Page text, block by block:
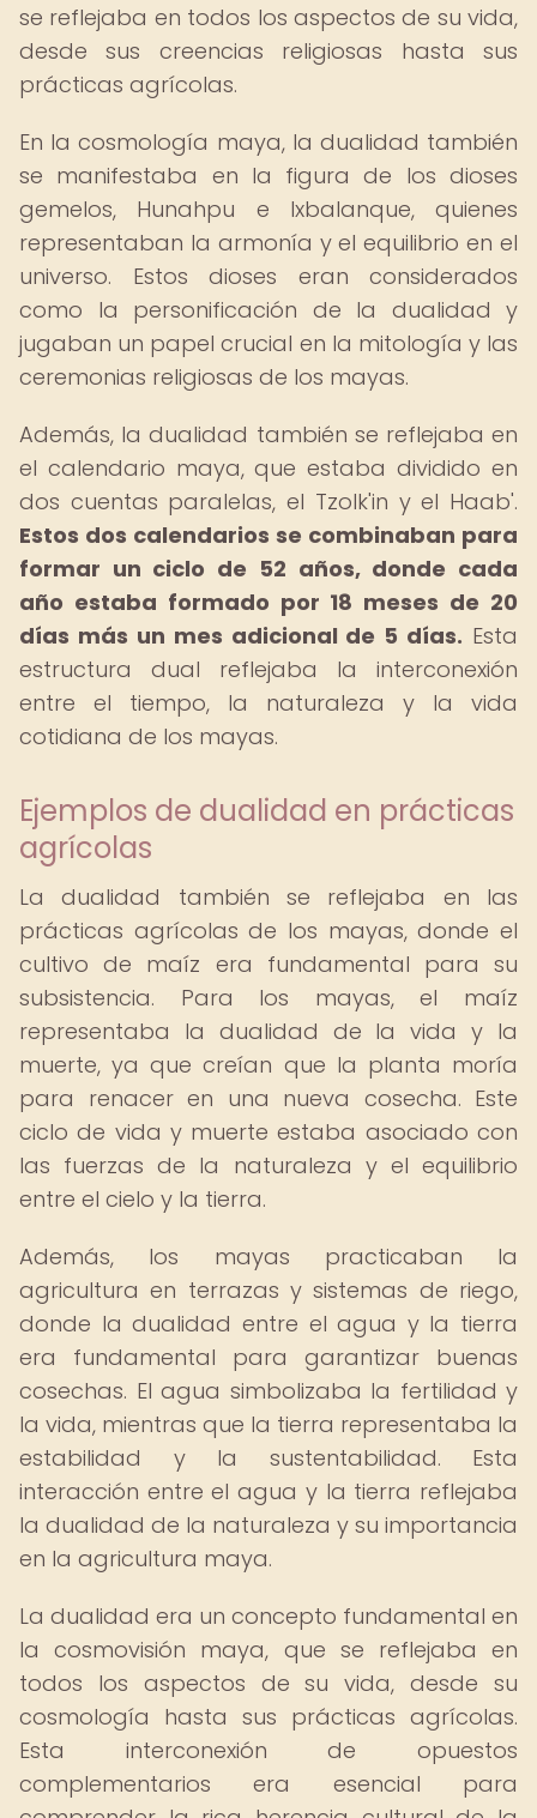
se reflejaba en todos los aspectos de su vida,
desde sus creencias religiosas hasta sus
prácticas agrícolas.
En la cosmología maya, la dualidad también
se manifestaba en la figura de los dioses
gemelos, Hunahpu e Ixbalanque, quienes
representaban la armonía y el equilibrio en el
universo. Estos dioses eran considerados
como la personificación de la dualidad y
jugaban un papel crucial en la mitología y las
ceremonias religiosas de los mayas.
Además, la dualidad también se reflejaba en
el calendario maya, que estaba dividido en
dos cuentas paralelas, el Tzolk'in y el Haab'.
Estos dos calendarios se combinaban para
formar un ciclo de 52 años, donde cada
año estaba formado por 18 meses de 20
días más un mes adicional de 5 días. Esta
estructura dual reflejaba la interconexión
entre el tiempo, la naturaleza y la vida
cotidiana de los mayas.
Ejemplos de dualidad en prácticas
agrícolas
La dualidad también se reflejaba en las
prácticas agrícolas de los mayas, donde el
cultivo de maíz era fundamental para su
subsistencia. Para los mayas, el maíz
representaba la dualidad de la vida y la
muerte, ya que creían que la planta moría
para renacer en una nueva cosecha. Este
ciclo de vida y muerte estaba asociado con
las fuerzas de la naturaleza y el equilibrio
entre el cielo y la tierra.
Además, los mayas practicaban la
agricultura en terrazas y sistemas de riego,
donde la dualidad entre el agua y la tierra
era fundamental para garantizar buenas
cosechas. El agua simbolizaba la fertilidad y
la vida, mientras que la tierra representaba la
estabilidad y la sustentabilidad. Esta
interacción entre el agua y la tierra reflejaba
la dualidad de la naturaleza y su importancia
en la agricultura maya.
La dualidad era un concepto fundamental en
la cosmovisión maya, que se reflejaba en
todos los aspectos de su vida, desde su
cosmología hasta sus prácticas agrícolas.
Esta interconexión de opuestos
complementarios era esencial para